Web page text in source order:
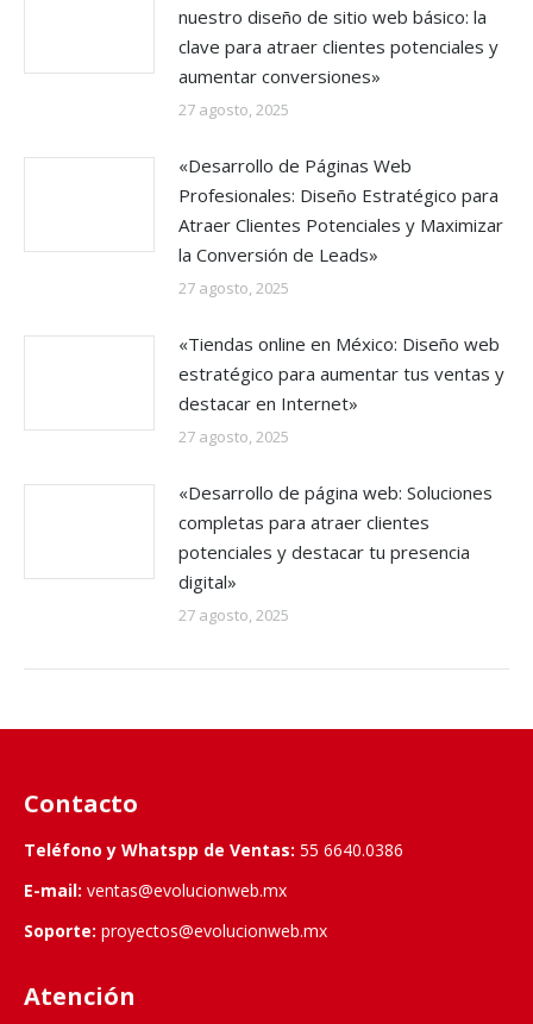
nuestro diseño de sitio web básico: la
clave para atraer clientes potenciales y
aumentar conversiones»
27 agosto, 2025
«Desarrollo de Páginas Web
Profesionales: Diseño Estratégico para
Atraer Clientes Potenciales y Maximizar
la Conversión de Leads»
27 agosto, 2025
«Tiendas online en México: Diseño web
estratégico para aumentar tus ventas y
destacar en Internet»
27 agosto, 2025
«Desarrollo de página web: Soluciones
completas para atraer clientes
potenciales y destacar tu presencia
digital»
27 agosto, 2025
Contacto
Teléfono y Whatspp de Ventas: 55 6640.0386
E-mail: ventas@evolucionweb.mx
Soporte: proyectos@evolucionweb.mx
Atención